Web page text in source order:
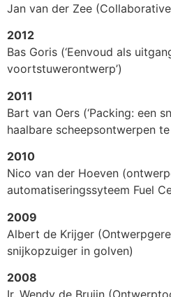
Jan van der Zee
2012
Bas Goris (‘Eenvoud als
voortstuwerontwerp’)
2011
Bart van Oers (‘Packing: een
haalbare scheepsontwerpen te
2010
Nico van der Hoeven
automatiseringssyteem Fuel
2009
Albert de Krijger
snijkopzuiger in golven)
2008